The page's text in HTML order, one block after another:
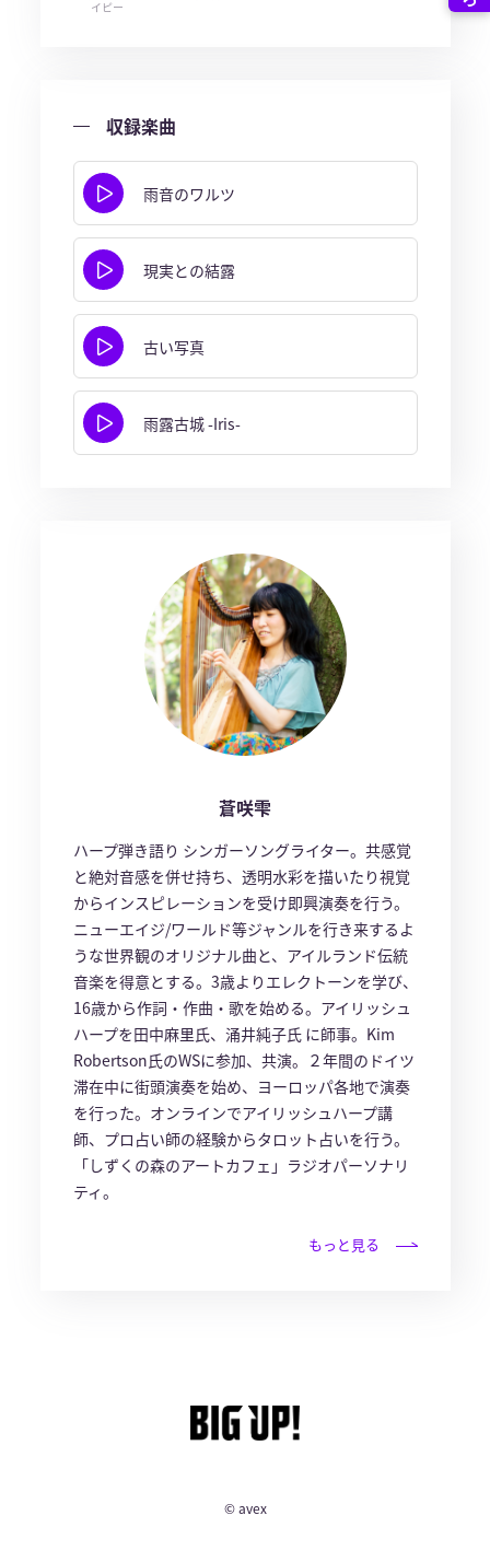
イピー
収録楽曲
雨音のワルツ
現実との結露
古い写真
雨露古城 -Iris-
蒼咲雫
ハープ弾き語り シンガーソングライター。共感覚
と絶対音感を併せ持ち、透明水彩を描いたり視覚
からインスピレーションを受け即興演奏を行う。
ニューエイジ/ワールド等ジャンルを行き来するよ
うな世界観のオリジナル曲と、アイルランド伝統
音楽を得意とする。3歳よりエレクトーンを学び、
16歳から作詞・作曲・歌を始める。アイリッシュ
ハープを田中麻里氏、涌井純子氏 に師事。Kim
Robertson氏のWSに参加、共演。２年間のドイツ
滞在中に街頭演奏を始め、ヨーロッパ各地で演奏
を行った。オンラインでアイリッシュハープ講
師、プロ占い師の経験からタロット占いを行う。
「しずくの森のアートカフェ」ラジオパーソナリ
ティ。
もっと見る
© avex